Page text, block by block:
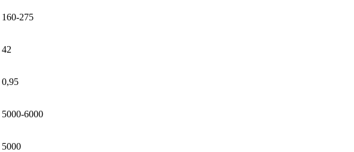
160-275
42
0,95
5000-6000
5000